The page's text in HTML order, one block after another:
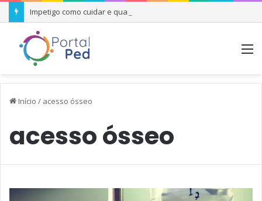
Impetigo como cuidar e quando se preocupar
Início / acesso ósseo
acesso ósseo